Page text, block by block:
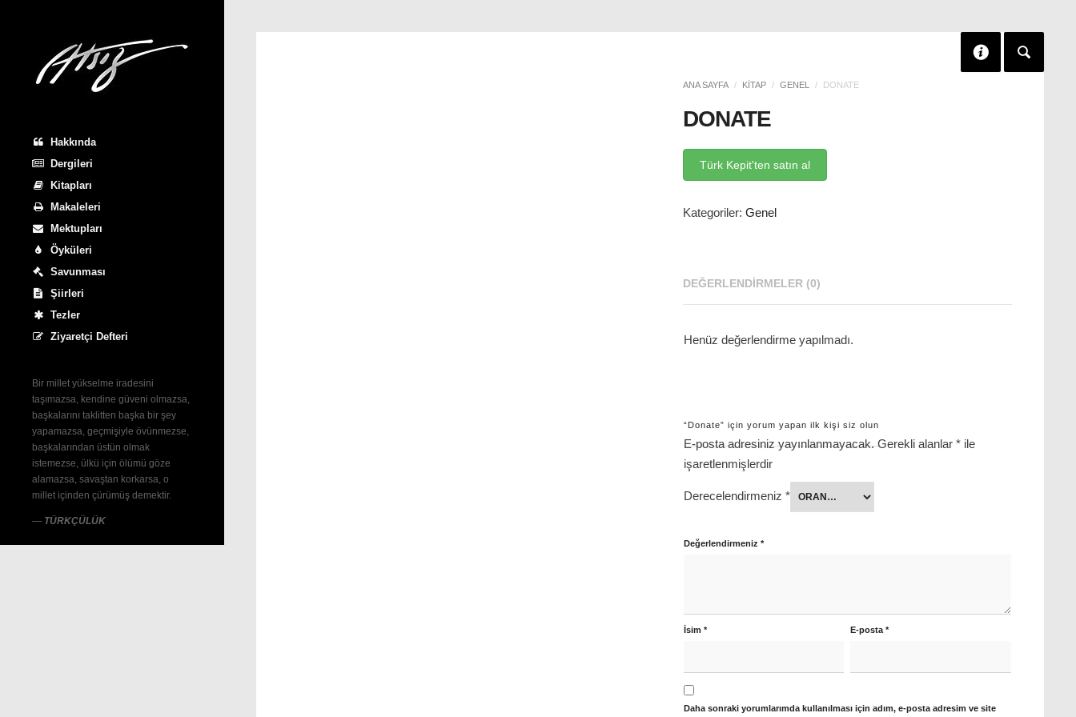
Hakkında
Dergileri
Kitapları
Makaleleri
Mektupları
Öyküleri
Savunması
Şiirleri
Tezler
Ziyaretçi Defteri
Bir millet yükselme iradesini
taşımazsa, kendine güveni olmazsa,
başkalarını taklitten başka bir şey
yapamazsa, geçmişiyle övünmezse,
başkalarından üstün olmak
istemezse, ülkü için ölümü göze
alamazsa, savaştan korkarsa, o
millet içinden çürümüş demektir.
— TÜRKÇÜLÜK
ANA SAYFA / KITAP / GENEL / DONATE
DONATE
Türk Kepit'ten satın al
Kategoriler: Genel
DEĞERLENDIRMELER (0)
Henüz değerlendirme yapılmadı.
“Donate” için yorum yapan ilk kişi siz olun
E-posta adresiniz yayınlanmayacak. Gerekli alanlar *ile
işaretlenmişlerdir
Derecelendirmeniz *
Değerlendirmeniz *
İsim * E-posta*
Daha sonraki yorumlarımda kullanılması için adım, e-posta adresim ve site